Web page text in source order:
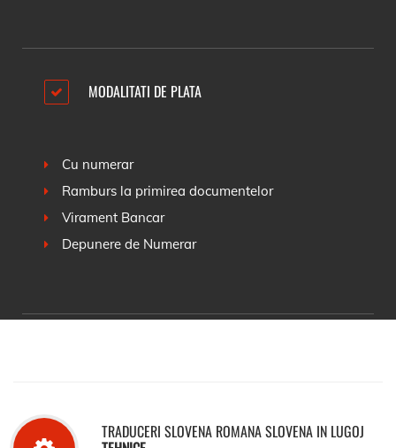
MODALITATI DE PLATA
Cu numerar
Ramburs la primirea documentelor
Virament Bancar
Depunere de Numerar
TRADUCERI SLOVENA ROMANA SLOVENA IN LUGOJ